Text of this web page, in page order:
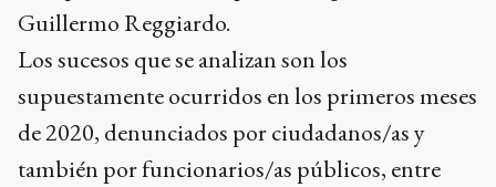
Guillermo Reggiardo.
Los sucesos que se analizan son los
supuestamente ocurridos en los primeros meses
de 2020, denunciados por ciudadanos/as y
también por funcionarios/as públicos, entre